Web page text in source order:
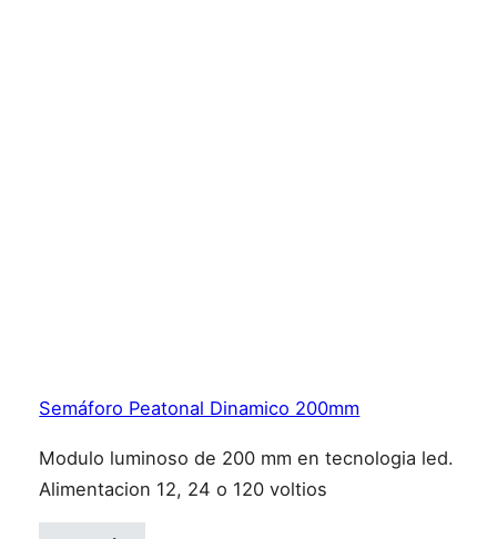
Semáforo Peatonal Dinamico 200mm
Modulo luminoso de 200 mm en tecnologia led.
Alimentacion 12, 24 o 120 voltios